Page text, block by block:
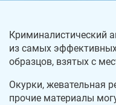
Криминалистический
из самых
образцов, взятых с
Окурки, жевательная
прочие материалы